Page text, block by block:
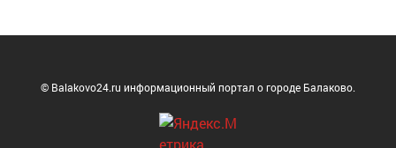
© Balakovo24.ru информационный портал о городе Балаково.